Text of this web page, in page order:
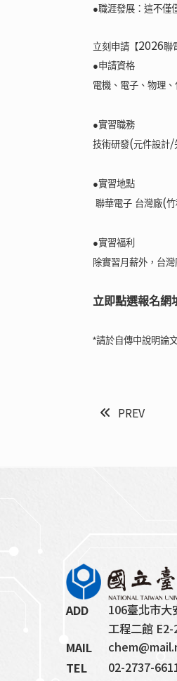
●職涯發展：這不僅
立刻申請【2026聯
●申請資格
電機、電子、物理
●實習職務
技術研發(元件設計/
●實習地點
聯華電子 台灣廠(
●實習福利
除實習月薪外，台
立即點選報名網
*請於自傳中說明論
PREV
ADD
106臺北市大
工程二館
MAIL
TEL
02-2737-